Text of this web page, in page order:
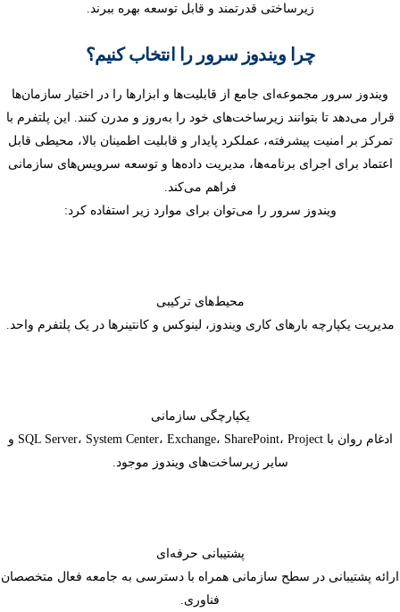
زیرساختی قدرتمند و قابل توسعه بهره ببرند.
چرا ویندوز سرور را انتخاب کنیم؟
ویندوز سرور مجموعه‌ای جامع از قابلیت‌ها و ابزارها را در اختیار سازمان‌ها
قرار می‌دهد تا بتوانند زیرساخت‌های خود را به‌روز و مدرن کنند. این پلتفرم با
تمرکز بر امنیت پیشرفته، عملکرد پایدار و قابلیت اطمینان بالا، محیطی قابل
اعتماد برای اجرای برنامه‌ها، مدیریت داده‌ها و توسعه سرویس‌های سازمانی
فراهم می‌کند.
ویندوز سرور را می‌توان برای موارد زیر استفاده کرد:
محیط‌های ترکیبی
مدیریت یکپارچه بارهای کاری ویندوز، لینوکس و کانتینرها در یک پلتفرم واحد.
یکپارچگی سازمانی
ادغام روان با SQL Server، System Center، Exchange، SharePoint، Project و
سایر زیرساخت‌های ویندوز موجود.
پشتیبانی حرفه‌ای
ارائه پشتیبانی در سطح سازمانی همراه با دسترسی به جامعه فعال متخصصان
فناوری.